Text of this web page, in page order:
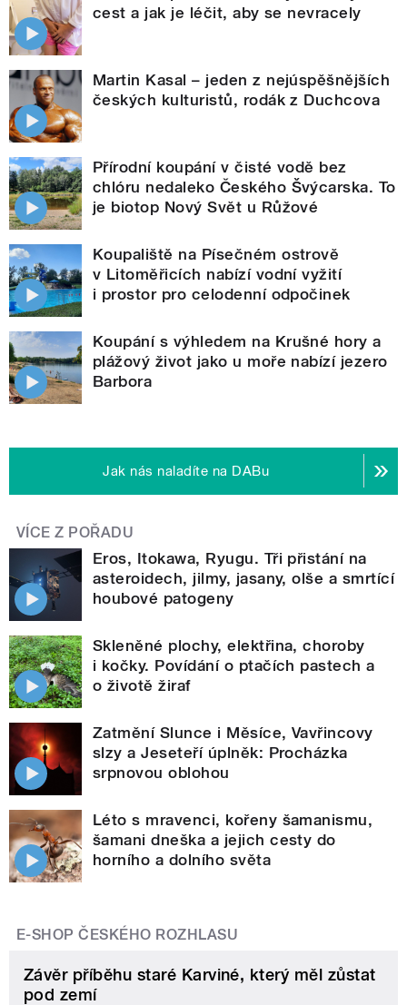
cest a jak je léčit, aby se nevracely
Martin Kasal – jeden z nejúspěšnějších
českých kulturistů, rodák z Duchcova
Přírodní koupání v čisté vodě bez
chlóru nedaleko Českého Švýcarska. To
je biotop Nový Svět u Růžové
Koupaliště na Písečném ostrově
v Litoměřicích nabízí vodní vyžití
i prostor pro celodenní odpočinek
Koupání s výhledem na Krušné hory a
plážový život jako u moře nabízí jezero
Barbora
Jak nás naladíte na DABu
VÍCE Z POŘADU
Eros, Itokawa, Ryugu. Tři přistání na
asteroidech, jilmy, jasany, olše a smrtící
houbové patogeny
Skleněné plochy, elektřina, choroby
i kočky. Povídání o ptačích pastech a
o životě žiraf
Zatmění Slunce i Měsíce, Vavřincovy
slzy a Jeseteří úplněk: Procházka
srpnovou oblohou
Léto s mravenci, kořeny šamanismu,
šamani dneška a jejich cesty do
horního a dolního světa
E-SHOP ČESKÉHO ROZHLASU
Závěr příběhu staré Karviné, který měl zůstat
pod zemí